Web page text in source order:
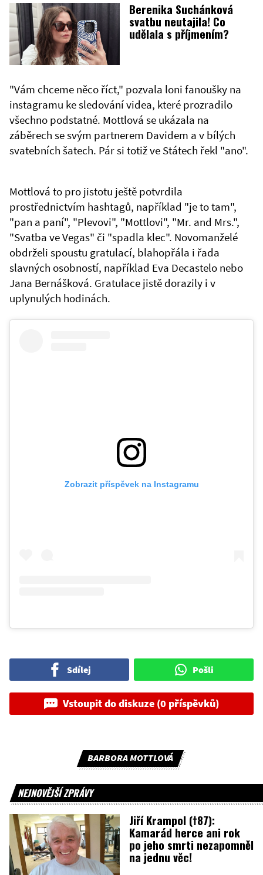
Berenika Suchánková
svatbu neutajila! Co
udělala s příjmením?
"Vám chceme něco říct," pozvala loni fanoušky na
instagramu ke sledování videa, které prozradilo
všechno podstatné. Mottlová se ukázala na
záběrech se svým partnerem Davidem a v bílých
svatebních šatech. Pár si totiž ve Státech řekl "ano".
Mottlová to pro jistotu ještě potvrdila
prostřednictvím hashtagů, například "je to tam",
"pan a paní", "Plevovi", "Mottlovi", "Mr. and Mrs.",
"Svatba ve Vegas" či "spadla klec". Novomanželé
obdrželi spoustu gratulací, blahopřála i řada
slavných osobností, například Eva Decastelo nebo
Jana Bernášková. Gratulace jistě dorazily i v
uplynulých hodinách.
Zobrazit příspěvek na Instagramu
Sdílej Pošli
Vstoupit do diskuze (0 příspěvků)
BARBORA MOTTLOVÁ
NEJNOVĚJŠÍ ZPRÁVY
Jiří Krampol (†87):
Kamarád herce ani rok
po jeho smrti nezapomněl
na jednu věc!